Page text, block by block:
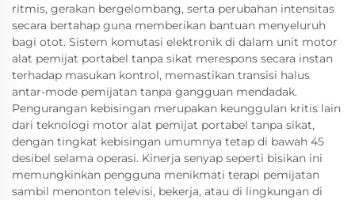
ritmis, gerakan bergelombang, serta perubahan intensitas
secara bertahap guna memberikan bantuan menyeluruh
bagi otot. Sistem komutasi elektronik di dalam unit motor
alat pemijat portabel tanpa sikat merespons secara instan
terhadap masukan kontrol, memastikan transisi halus
antar-mode pemijatan tanpa gangguan mendadak.
Pengurangan kebisingan merupakan keunggulan kritis lain
dari teknologi motor alat pemijat portabel tanpa sikat,
dengan tingkat kebisingan umumnya tetap di bawah 45
desibel selama operasi. Kinerja senyap seperti bisikan ini
memungkinkan pengguna menikmati terapi pemijatan
sambil menonton televisi, bekerja, atau di lingkungan di